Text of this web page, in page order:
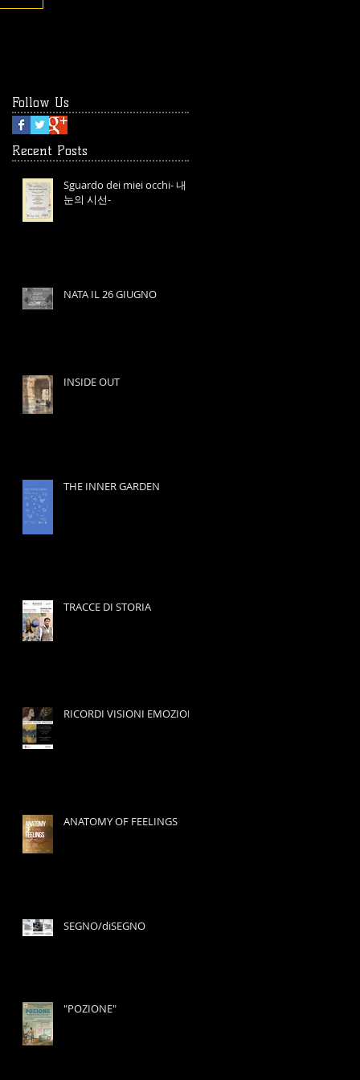
Follow Us
Recent Posts
Sguardo dei miei occhi- 내
눈의 시선-
NATA IL 26 GIUGNO
INSIDE OUT
THE INNER GARDEN
TRACCE DI STORIA
RICORDI VISIONI EMOZIONI
ANATOMY OF FEELINGS
SEGNO/diSEGNO
"POZIONE"